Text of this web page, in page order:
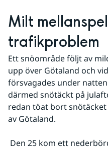
Milt
trafikproblem
Ett snöområde följt av
upp över Götaland och
försvagades under
därmed snötäckt på
redan töat bort
av Götaland.